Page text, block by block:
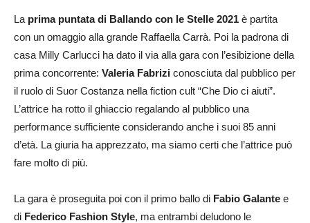
La prima puntata di Ballando con le Stelle 2021 è partita
con un omaggio alla grande Raffaella Carrà. Poi la padrona di
casa Milly Carlucci ha dato il via alla gara con l’esibizione della
prima concorrente: Valeria Fabrizi conosciuta dal pubblico per
il ruolo di Suor Costanza nella fiction cult “Che Dio ci aiuti”.
L’attrice ha rotto il ghiaccio regalando al pubblico una
performance sufficiente considerando anche i suoi 85 anni
d’età. La giuria ha apprezzato, ma siamo certi che l’attrice può
fare molto di più.
La gara è proseguita poi con il primo ballo di Fabio Galante e
di Federico Fashion Style, ma entrambi deludono le